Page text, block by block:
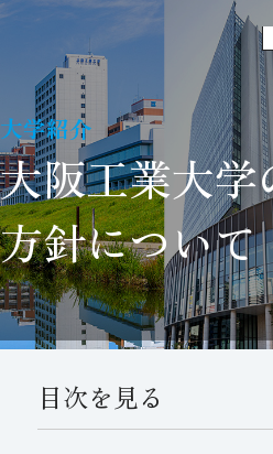
大学紹介
大阪工業大学
方針について
目次を見る